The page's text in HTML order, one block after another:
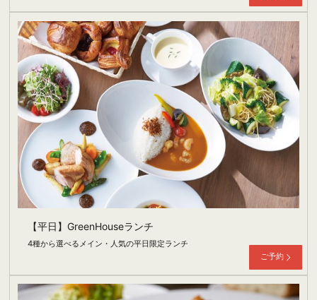
【平日】GreenHouseランチ
4種から選べるメイン・人気の平日限定ランチ
ご予約